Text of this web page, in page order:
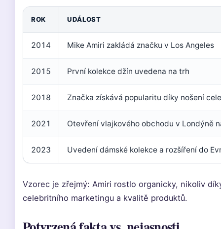
ROK UDÁLOST
2014 Mike Amiri zakládá značku v Los Angeles
2015 První kolekce džín uvedena na trh
2018 Značka získává popularitu díky nošení
2021 Otevření vlajkového obchodu v Londýně
2023 Uvedení dámské kolekce a rozšíření do
Vzorec je zřejmý: Amiri rostlo organicky, nikoliv
celebritního marketingu a kvalitě produktů.